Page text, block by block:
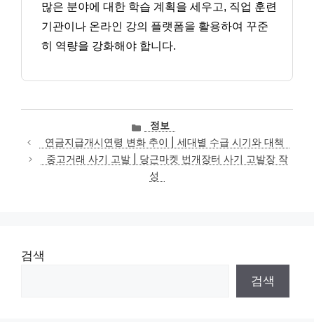
많은 분야에 대한 학습 계획을 세우고, 직업 훈련
기관이나 온라인 강의 플랫폼을 활용하여 꾸준
히 역량을 강화해야 합니다.
카
테
고
리
정보
연금지급개시연령 변화 추이 | 세대별 수급 시기와 대책
중고거래 사기 고발 | 당근마켓 번개장터 사기 고발장 작
성
검색
검색